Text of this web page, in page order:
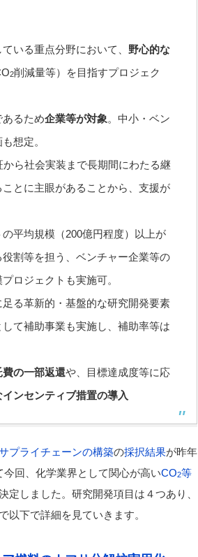
いる重点分野において、 野心的な
2削減量等）を目指すプロジェク
るため企業等が対象。中小・ベン
想定。
から社会実装まで長期間にわたる継
とに主眼があることから、支援が
平均規模（200億円程度）以上が
割等を担う、ベンチャー企業等の
ロジェクトも実施可。
る革新的・基盤的な研究開発要素
て補助事業も実施し、補助率等は
の一部返還や、目標達成度等に応
ンセンティブ措置の導入
プライチェーンの構築の採択結果が昨年
回、化学業界として関心が高いCO2等
定しました。研究開発項目は４つあり、
以下で詳細を見ていきます。